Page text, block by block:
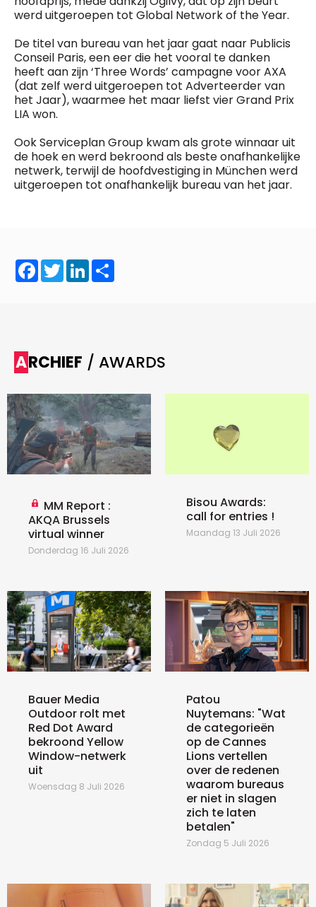
werd uitgeroepen tot Global Network of the Year.
De titel van bureau van het jaar gaat naar Publicis
Conseil Paris, een eer die het vooral te danken
heeft aan zijn ‘Three Words’ campagne voor AXA
(dat zelf werd uitgeroepen tot Adverteerder van
het Jaar), waarmee het maar liefst vier Grand Prix
LIA won.
Ook Serviceplan Group kwam als grote winnaar uit
de hoek en werd bekroond als beste onafhankelijke
netwerk, terwijl de hoofdvestiging in München werd
uitgeroepen tot onafhankelijk bureau van het jaar.
Facebook
TwitterLinkedIn
ARCHIEF / AWARDS
MM Report :
AKQA Brussels
virtual winner
Donderdag 16 Juli 2026
Bisou Awards:
call for entries !
Maandag 13 Juli 2026
Bauer Media
Outdoor rolt met
Red Dot Award
bekroond Yellow
Window-netwerk
uit
Woensdag 8 Juli 2026
Patou
Nuytemans: "Wat
de categorieën
op de Cannes
Lions vertellen
over de redenen
waarom bureaus
er niet in slagen
zich te laten
betalen"
Zondag 5 Juli 2026
Fred Bouchar
f.bouchar@mm.be
Chief Editor
Griet Byl
0475 97 12 57
g.byl@mm.be
Chief Editor
Damien Lemaire
0477 37 31 65
d.lemaire@mm.be
BEVESTIGEN
Daily
Freemium
access
5 x week
MM e - News
10 x year
MM Best of
Research
10 x year
MM Blue
MM Magazine